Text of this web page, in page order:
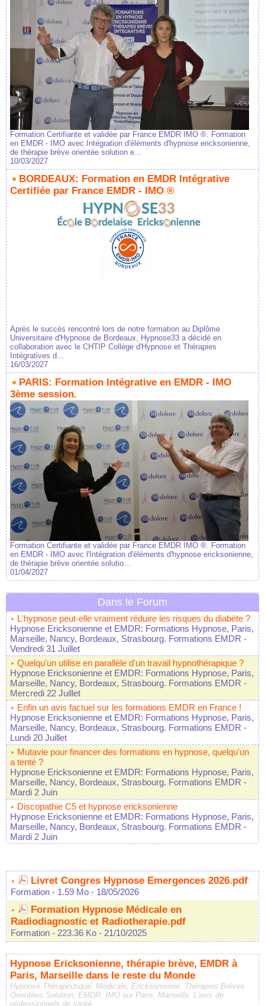
Formation Certifiante et validée par France EMDR IMO ®. Formation
en EMDR - IMO avec Intégration d'éléments d'hypnose ericksonienne,
de thérapie brève orientée solution e...
10/03/2027
BORDEAUX: Formation en EMDR Intégrative
Certifiée par France EMDR - IMO ®
Après le succès rencontré lors de notre formation au Diplôme
Universitaire d'Hypnose de Bordeaux, Hypnose33 a décidé en
collaboration avec le CHTIP Collège d'Hypnose et Thérapies
Intégratives d...
16/03/2027
PARIS: Formation Intégrative en EMDR - IMO
3ème session.
Formation Certifiante et validée par France EMDR IMO ®. Formation
en EMDR - IMO avec l'Intégration d'éléments d'hypnose ericksonienne,
de thérapie brève orientée solutio...
01/04/2027
Dans le Forum
L'hypnose peut-elle vraiment réduire les risques du diabète ?
Hypnose Ericksonienne et EMDR: Formations Hypnose, Paris,
Marseille, Nancy, Bordeaux, Strasbourg. Formations EMDR -
Vendredi 31 Juillet
Quelqu'un utilise en parallèle d'un travail hypnothérapique ?
Hypnose Ericksonienne et EMDR: Formations Hypnose, Paris,
Marseille, Nancy, Bordeaux, Strasbourg. Formations EMDR -
Mercredi 22 Juillet
Enfin un avis factuel sur les formations EMDR en France !
Hypnose Ericksonienne et EMDR: Formations Hypnose, Paris,
Marseille, Nancy, Bordeaux, Strasbourg. Formations EMDR -
Lundi 20 Juillet
Mutavie pour financer des formations en hypnose, quelqu'un
a tenté ?
Hypnose Ericksonienne et EMDR: Formations Hypnose, Paris,
Marseille, Nancy, Bordeaux, Strasbourg. Formations EMDR -
Mardi 2 Juin
Discopathie C5 et hypnose ericksonienne
Hypnose Ericksonienne et EMDR: Formations Hypnose, Paris,
Marseille, Nancy, Bordeaux, Strasbourg. Formations EMDR -
Mardi 2 Juin
Livret Congres Hypnose Emergences 2026.pdf
Formation - 1.59 Mo - 18/05/2026
Formation Hypnose Médicale en
Radiodiagnostic et Radiotherapie.pdf
Formation - 223.36 Ko - 21/10/2025
Hypnose Ericksonienne, thérapie brève, EMDR à
Paris, Marseille dans le reste du Monde
Hypnose Thérapeutique, Médicale, Ericksonienne, Thérapies Brèves
Orientées Solution, EMDR, IMO sur Paris, Marseille. L'avis de
professionnels de santé